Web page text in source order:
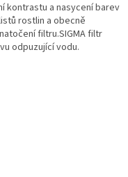
kontrastu a nasycení barev
rostlin a obecně
filtru.SIGMA filtr
odpuzující vodu.